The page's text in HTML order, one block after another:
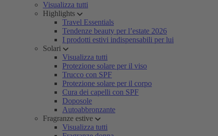
Visualizza tutti
Highlights
Travel Essentials
Tendenze beauty per l’estate 2026
I prodotti estivi indispensabili per lui
Solari
Visualizza tutti
Protezione solare per il viso
Trucco con SPF
Protezione solare per il corpo
Cura dei capelli con SPF
Doposole
Autoabbronzante
Fragranze estive
Visualizza tutti